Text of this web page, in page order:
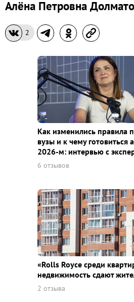
Алёна Петровна
2
Как изменились правила
вузы и к чему готовиться
2026-м: интервью с
6 отзывов
«Rolls Royce среди
недвижимость сдают
2 отзыва